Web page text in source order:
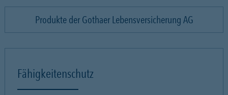
Produkte der Gothaer Lebensversicherung AG
Fähigkeitenschutz